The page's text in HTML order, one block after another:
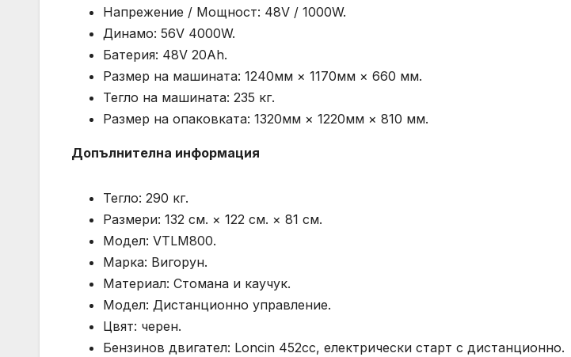
Напрежение / Мощност: 48V / 1000W.
Динамо: 56V 4000W.
Батерия: 48V 20Ah.
Размер на машината: 1240мм × 1170мм × 660 мм.
Тегло на машината: 235 кг.
Размер на опаковката: 1320мм × 1220мм × 810 мм.
Допълнителна информация
Тегло: 290 кг.
Размери: 132 см. × 122 см. × 81 см.
Модел: VTLM800.
Марка: Вигорун.
Материал: Стомана и каучук.
Модел: Дистанционно управление.
Цвят: черен.
Бензинов двигател: Loncin 452cc, електрически старт с дистанционно.